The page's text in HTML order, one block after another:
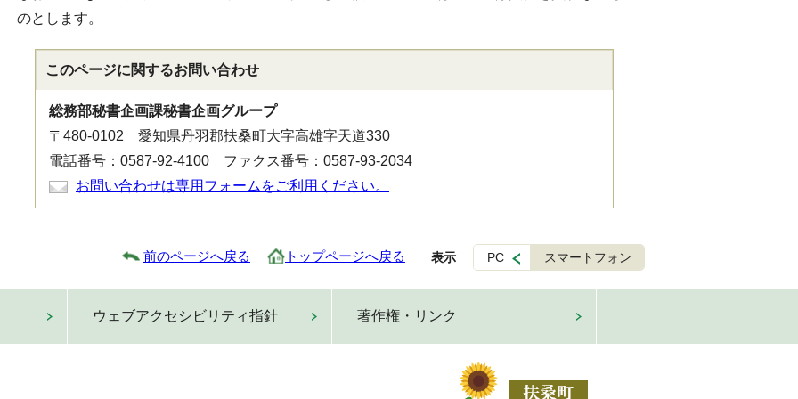
のとします。
このページに関するお問い合わせ
総務部秘書企画課秘書企画グループ
〒480-0102 愛知県丹羽郡扶桑町大字高雄字天道330
電話番号：0587-92-4100 ファクス番号：0587-93-2034
お問い合わせは専用フォームをご利用ください。
前のページへ戻る トップページへ戻る 表示 PC スマートフォン
ウェブアクセシビリティ指針 著作権・リンク